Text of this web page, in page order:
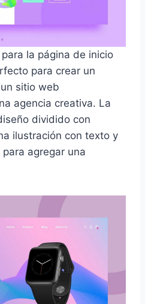
la página de inicio
para crear un
sitio web
agencia creativa. La
dividido con
ilustración con texto y
agregar una